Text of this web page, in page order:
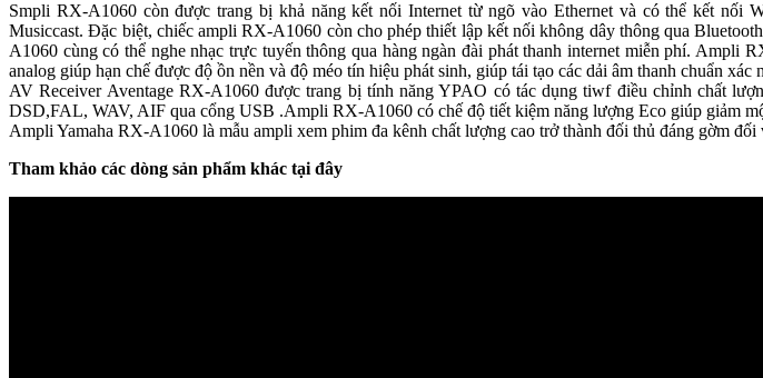
Smpli RX-A1060 còn được trang bị khả năng kết nối Internet từ ngõ vào Ethernet và có thể kết nối
Musiccast. Đặc biệt, chiếc ampli RX-A1060 còn cho phép thiết lập kết nối không dây thông qua
A1060 cùng có thể nghe nhạc trực tuyến thông qua hàng ngàn đài phát thanh internet miễn phí.
analog giúp hạn chế được độ ồn nền và độ méo tín hiệu phát sinh, giúp tái tạo các dải âm thanh chuẩn xác
AV Receiver Aventage RX-A1060 được trang bị tính năng YPAO có tác dụng tiwf điều chỉnh chất
DSD,FAL, WAV, AIF qua cổng USB .Ampli RX-A1060 có chế độ tiết kiệm năng lượng Eco giúp giảm
Ampli Yamaha RX-A1060 là mẫu ampli xem phim đa kênh chất lượng cao trở thành đối thủ đáng gờm
Tham khảo các dòng sản phẩm khác tại đây